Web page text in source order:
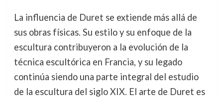
La influencia de Duret se extiende más allá de
sus obras físicas. Su estilo y su enfoque de la
escultura contribuyeron a la evolución de la
técnica escultórica en Francia, y su legado
continúa siendo una parte integral del estudio
de la escultura del siglo XIX. El arte de Duret es